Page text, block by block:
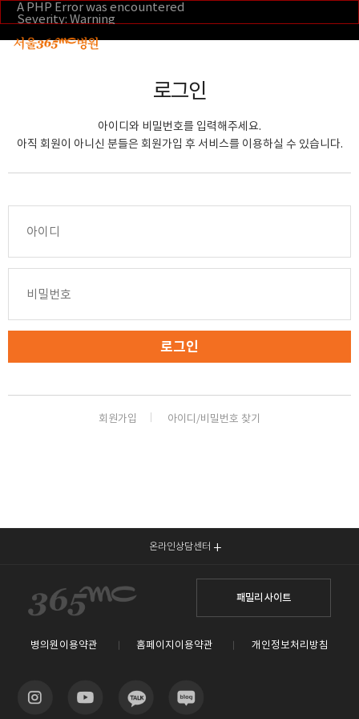
A PHP Error was encountered
Severity: Warning
Filename: _inc/header_body.php
Line Number: 108
/home/suction/public_html/application/views/mobile/
/home/suction/public_html/application/views/mobile/
Line: 295
File:
Function: view
File:
/home/suction/public_html/application/controllers/
Function: view_print
File: /home/suction/public_html/index.php
Function: require_once
본문 바로가기
로그인
아이디와 비밀번호를 입력해주세요.
아직 회원이 아니신 분들은 회원가입 후 서비스를 이용하실 수 있습니다.
로그인
회원가입 아이디/비밀번호 찾기
온라인상담센터
패밀리 사이트
병의원이용약관 홈페이지이용약관 개인정보처리방침